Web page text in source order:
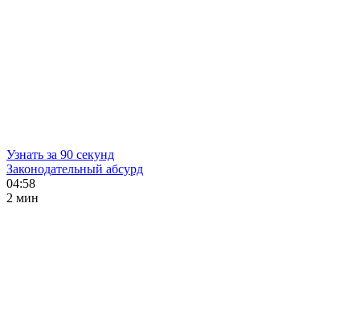
Узнать за 90 секунд
Законодательный абсурд
04:58
2 мин